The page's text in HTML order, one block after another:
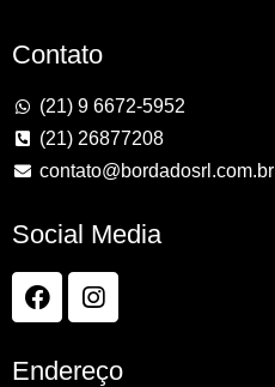
Contato
(21) 9 6672-5952
(21) 26877208
contato@bordadosrl.com.br
Social Media
Endereço